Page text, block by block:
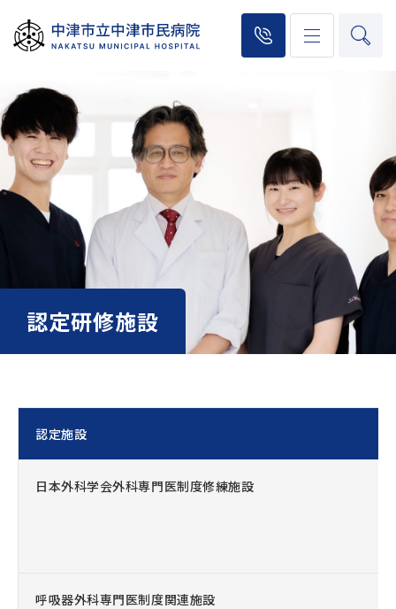
認定研修施設
認定施設
日本外科学会外科専門医制度修練施設
呼吸器外科専門医制度関連施設